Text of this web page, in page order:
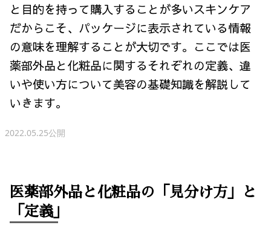
と目的を持って購入することが多いスキンケア
だからこそ、パッケージに表示されている情報
の意味を理解することが大切です。ここでは医
薬部外品と化粧品に関するそれぞれの定義、違
いや使い方について美容の基礎知識を解説して
いきます。
2022.05.25公開
医薬部外品と化粧品の「見分け方」と
「定義」